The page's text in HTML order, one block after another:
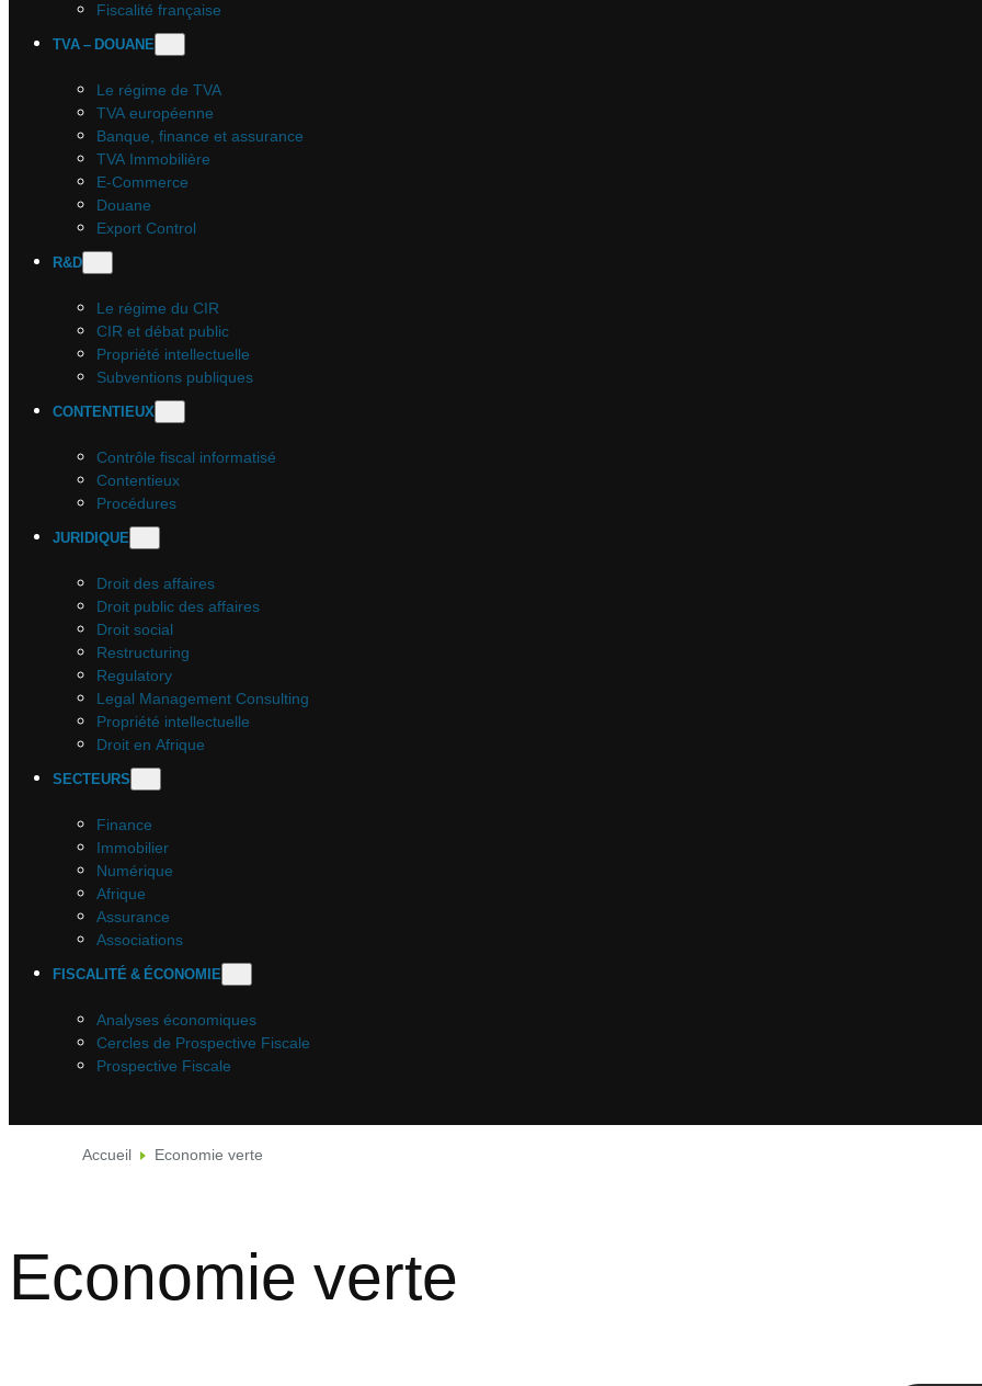
Fiscalité française
TVA – DOUANE
Le régime de TVA
TVA européenne
Banque, finance et assurance
TVA Immobilière
E-Commerce
Douane
Export Control
R&D
Le régime du CIR
CIR et débat public
Propriété intellectuelle
Subventions publiques
CONTENTIEUX
Contrôle fiscal informatisé
Contentieux
Procédures
JURIDIQUE
Droit des affaires
Droit public des affaires
Droit social
Restructuring
Regulatory
Legal Management Consulting
Propriété intellectuelle
Droit en Afrique
SECTEURS
Finance
Immobilier
Numérique
Afrique
Assurance
Associations
FISCALITÉ & ÉCONOMIE
Analyses économiques
Cercles de Prospective Fiscale
Prospective Fiscale
Accueil Economie verte
Economie verte